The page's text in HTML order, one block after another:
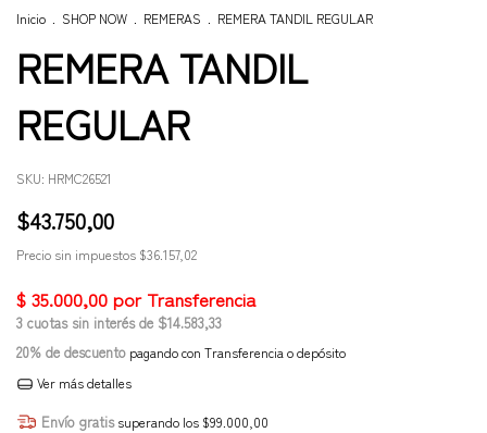
Inicio SHOP NOW REMERAS REMERA TANDIL REGULAR
REMERA TANDIL
REGULAR
SKU: HRMC26521
$43.750,00
Precio sin impuestos $36.157,02
3 cuotas sin interés de $14.583,33
20% de descuento pagando con Transferencia o depósito
Ver más detalles
Envío gratis superando los $99.000,00